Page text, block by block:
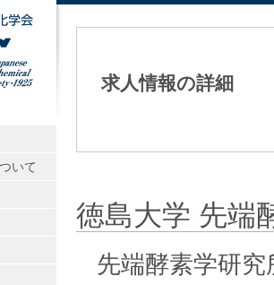
求人情報の詳細
徳島大学 先
先端酵素学研
公益社団法人日本生化学会
いて